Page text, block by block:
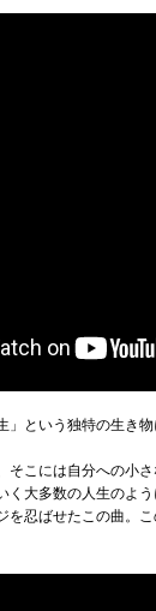
」という独特の生
こには自分への小
大多数の人生のよ
忍ばせたこの曲。